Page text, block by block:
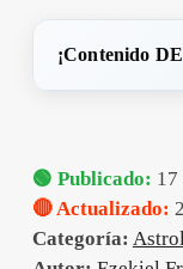
¡Contenido
🟢 Publicado: 17
🔴 Actualizado:
Categoría: